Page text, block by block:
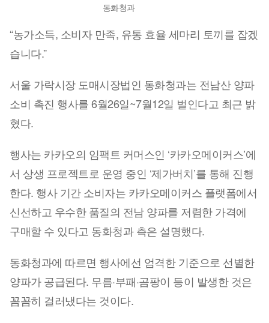
동화청과
“농가소득, 소비자 만족, 유통 효율 세마리 토끼를 잡겠
습니다.”
서울 가락시장 도매시장법인 동화청과는 전남산 양파
소비 촉진 행사를 6월26일~7월12일 벌인다고 최근 밝
혔다.
행사는 카카오의 임팩트 커머스인 ‘카카오메이커스’에
서 상생 프로젝트로 운영 중인 ‘제가버치’를 통해 진행
한다. 행사 기간 소비자는 카카오메이커스 플랫폼에서
신선하고 우수한 품질의 전남 양파를 저렴한 가격에
구매할 수 있다고 동화청과 측은 설명했다.
동화청과에 따르면 행사에선 엄격한 기준으로 선별한
양파가 공급된다. 무름·부패·곰팡이 등이 발생한 것은
꼼꼼히 걸러냈다는 것이다.